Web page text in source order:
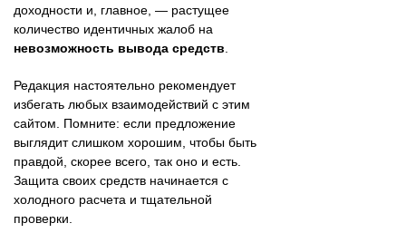
доходности и, главное, — растущее
количество идентичных жалоб на
невозможность вывода средств
Редакция настоятельно рекомендует
избегать любых взаимодействий с этим
сайтом. Помните: если предложение
выглядит слишком хорошим, чтобы быть
правдой, скорее всего, так оно и есть.
Защита своих средств начинается с
холодного расчета и тщательной
проверки.